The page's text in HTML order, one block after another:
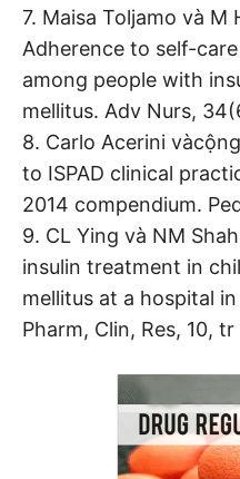
7. Maisa Toljamo và M
Adherence to self-
among people with
mellitus. Adv Nurs,
8. Carlo Acerini
to ISPAD clinical
2014 compendium.
9. CL Ying và NM
insulin treatment in
mellitus at a hospital
Pharm, Clin, Res, 10,